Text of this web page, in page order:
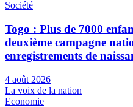
Société
Togo : Plus de 7000
deuxième campagne
enregistrements de
4 août 2026
La voix de la nation
Economie